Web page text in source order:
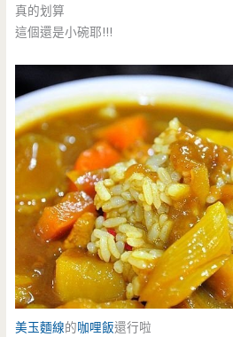
真的划算
這個還是小碗耶!!!
美玉麵線的咖哩飯還行啦